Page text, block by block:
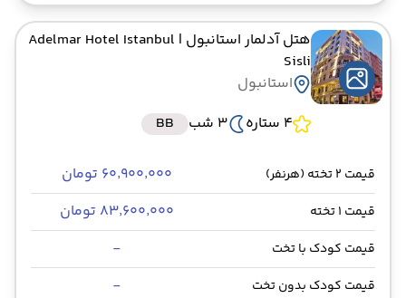
هتل آدلمار استانبول | Adelmar Hotel Istanbul
Sisli
استانبول
4 ستاره
3 شب BB
قیمت 2 تخته (هرنفر) ۶۰٬۹۰۰٬۰۰۰ تومان
قیمت 1 تخته ۸۳٬۶۰۰٬۰۰۰ تومان
قیمت کودک با تخت -
قیمت کودک بدون تخت -